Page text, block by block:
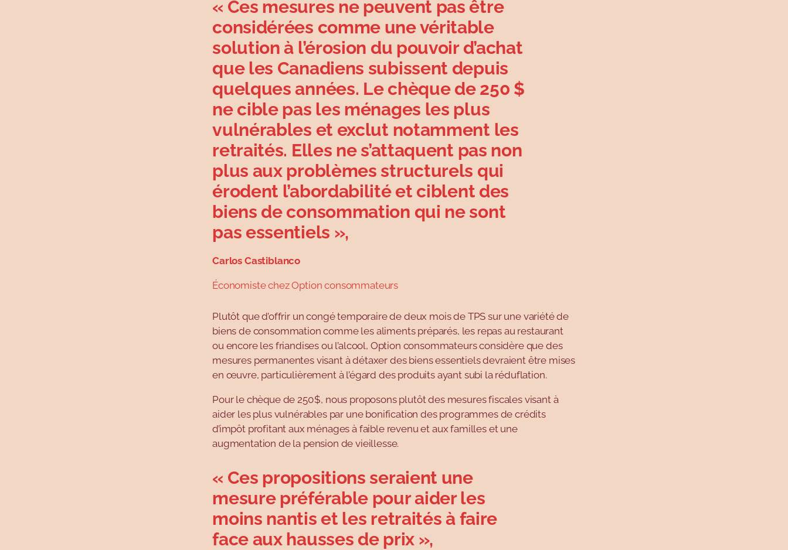
« Ces mesures ne peuvent pas être
considérées comme une véritable
solution à l’érosion du pouvoir d’achat
que les Canadiens subissent depuis
quelques années. Le chèque de 250 $
ne cible pas les ménages les plus
vulnérables et exclut notamment les
retraités. Elles ne s’attaquent pas non
plus aux problèmes structurels qui
érodent l’abordabilité et ciblent des
biens de consommation qui ne sont
pas essentiels »,
Carlos Castiblanco
Économiste chez Option consommateurs
Plutôt que d’offrir un congé temporaire de deux mois de TPS sur une variété de
biens de consommation comme les aliments préparés, les repas au restaurant
ou encore les friandises ou l’alcool, Option consommateurs considère que des
mesures permanentes visant à détaxer des biens essentiels devraient être mises
en œuvre, particulièrement à l’égard des produits ayant subi la réduflation.
Pour le chèque de 250 $, nous proposons plutôt des mesures fiscales visant à
aider les plus vulnérables par une bonification des programmes de crédits
d’impôt profitant aux ménages à faible revenu et aux familles et une
augmentation de la pension de vieillesse.
« Ces propositions seraient une
mesure préférable pour aider les
moins nantis et les retraités à faire
face aux hausses de prix »,